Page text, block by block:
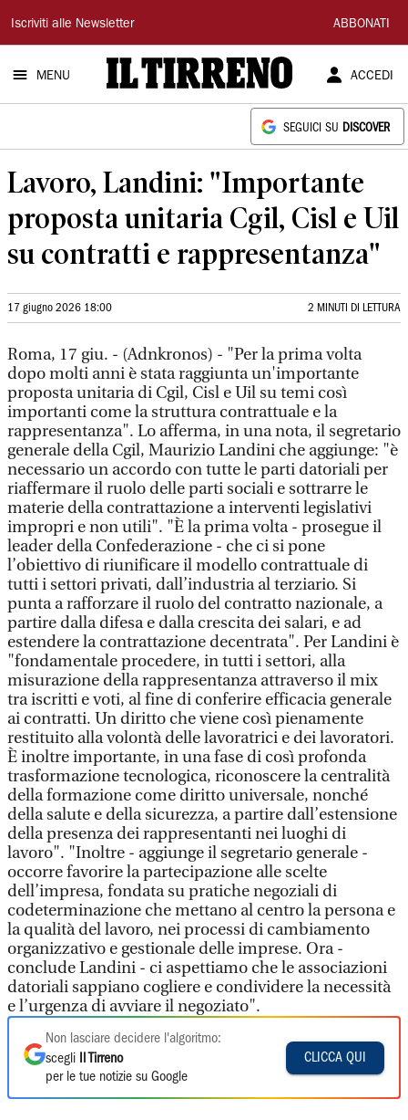
Il
Tirreno
Iscriviti alle Newsletter ABBONATI
MENU ACCEDI
SEGUICI SU DISCOVER
Lavoro, Landini: "Importante
proposta unitaria Cgil, Cisl e Uil
su contratti e rappresentanza"
17 giugno 2026 18:00 2 MINUTI DI LETTURA
Roma, 17 giu. - (Adnkronos) - "Per la prima volta
dopo molti anni è stata raggiunta un'importante
proposta unitaria di Cgil, Cisl e Uil su temi così
importanti come la struttura contrattuale e la
rappresentanza". Lo afferma, in una nota, il segretario
generale della Cgil, Maurizio Landini che aggiunge: "è
necessario un accordo con tutte le parti datoriali per
riaffermare il ruolo delle parti sociali e sottrarre le
materie della contrattazione a interventi legislativi
impropri e non utili". "È la prima volta - prosegue il
leader della Confederazione - che ci si pone
l’obiettivo di riunificare il modello contrattuale di
tutti i settori privati, dall’industria al terziario. Si
punta a rafforzare il ruolo del contratto nazionale, a
partire dalla difesa e dalla crescita dei salari, e ad
estendere la contrattazione decentrata". Per Landini è
"fondamentale procedere, in tutti i settori, alla
misurazione della rappresentanza attraverso il mix
tra iscritti e voti, al fine di conferire efficacia generale
ai contratti. Un diritto che viene così pienamente
restituito alla volontà delle lavoratrici e dei lavoratori.
È inoltre importante, in una fase di così profonda
trasformazione tecnologica, riconoscere la centralità
della formazione come diritto universale, nonché
della salute e della sicurezza, a partire dall’estensione
della presenza dei rappresentanti nei luoghi di
lavoro". "Inoltre - aggiunge il segretario generale -
occorre favorire la partecipazione alle scelte
dell’impresa, fondata su pratiche negoziali di
codeterminazione che mettano al centro la persona e
la qualità del lavoro, nei processi di cambiamento
organizzativo e gestionale delle imprese. Ora -
conclude Landini - ci aspettiamo che le associazioni
datoriali sappiano cogliere e condividere la necessità
e l’urgenza di avviare il negoziato".
Non lasciare decidere l'algoritmo:
scegli
Il Tirreno
per le tue notizie su Google
CLICCA QUI